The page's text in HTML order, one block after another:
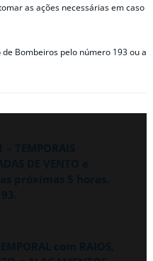
as ações necessárias em caso
Bombeiros pelo número 193 ou a